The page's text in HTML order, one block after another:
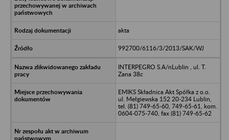
akta
992700/6116/3/2013/SAK/WJ
INTERPEGRO S.A/nLublin , ul. T.
Zana 38c
EMIKS Składnica Akt Spółka z o.o.
ul. Mełgiewska 152 20-234 Lublin,
tel. (81) 749-65-60, 749-65-61, kom.
0604-075-740, fax (81) 749-65-62